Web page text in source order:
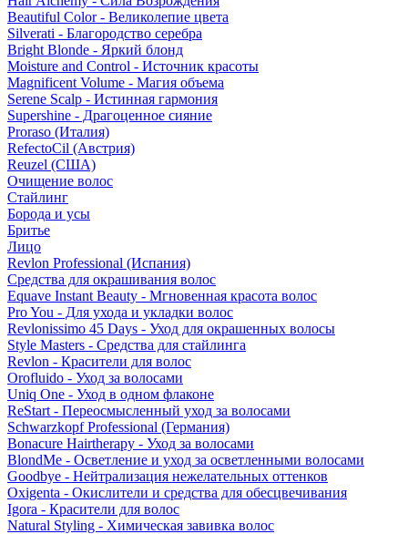
Beautiful Color - Великолепие цвета
Silverati - Благородство серебра
Bright Blonde - Яркий блонд
Moisture and Control - Источник красоты
Magnificent Volume - Магия объема
Serene Scalp - Истинная гармония
Supershine - Драгоценное сияние
Proraso (Италия)
RefectoCil (Австрия)
Reuzel (США)
Очищение волос
Стайлинг
Борода и усы
Бритье
Лицо
Revlon Professional (Испания)
Средства для окрашивания волос
Equave Instant Beauty - Мгновенная красота волос
Pro You - Для ухода и укладки волос
Revlonissimo 45 Days - Уход для окрашенных волосы
Style Masters - Средства для стайлинга
Revlon - Красители для волос
Orofluido - Уход за волосами
Uniq One - Уход в одном флаконе
ReStart - Переосмысленный уход за волосами
Schwarzkopf Professional (Германия)
Bonacure Hairtherapy - Уход за волосами
BlondMe - Осветление и уход за осветленными волосами
Goodbye - Нейтрализация нежелательных оттенков
Oxigenta - Окислители и средства для обесцвечивания
Igora - Красители для волос
Natural Styling - Химическая завивка волос